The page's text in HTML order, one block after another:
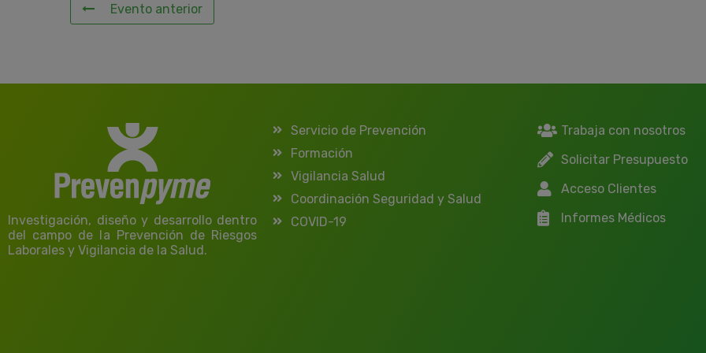
Evento anterior
Investigación, diseño y desarrollo dentro
del campo de la Prevención de Riesgos
Laborales y Vigilancia de la Salud.
Servicio de Prevención
Formación
Vigilancia Salud
Coordinación Seguridad y Salud
COVID-19
Trabaja con nosotros
Solicitar Presupuesto
Acceso Clientes
Informes Médicos